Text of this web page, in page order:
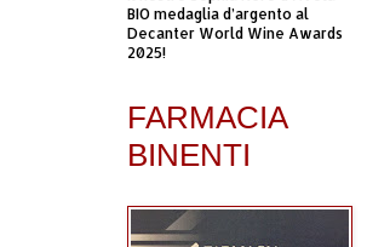
BIO medaglia d’argento al
Decanter World Wine Awards
2025!
FARMACIA
BINENTI